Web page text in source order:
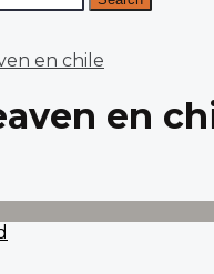
en chile
en